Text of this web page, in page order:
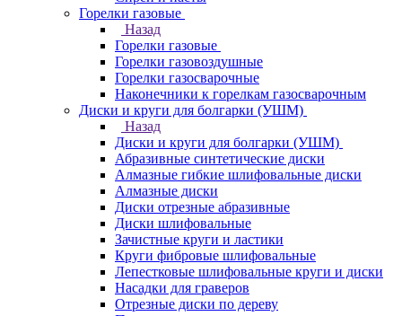
Горелки газовые
Назад
Горелки газовые
Горелки газовоздушные
Горелки газосварочные
Наконечники к горелкам газосварочным
Диски и круги для болгарки (УШМ)
Назад
Диски и круги для болгарки (УШМ)
Абразивные синтетические диски
Алмазные гибкие шлифовальные диски
Алмазные диски
Диски отрезные абразивные
Диски шлифовальные
Зачистные круги и ластики
Круги фибровые шлифовальные
Лепестковые шлифовальные круги и диски
Насадки для граверов
Отрезные диски по дереву